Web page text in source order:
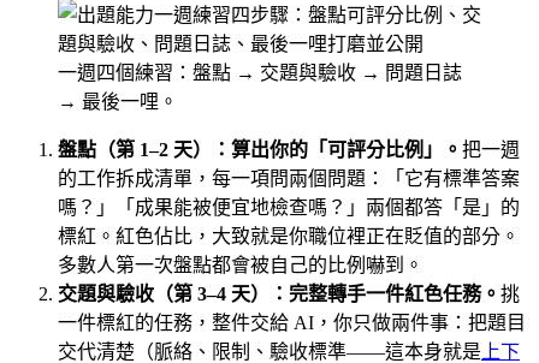
一週四個練習：盤點 → 交題與驗收 → 問題日誌
→ 最後一哩。
盤點（第 1–2 天）：算出你的「可評分比例」。 把一週
的工作拆成清單，每一項問兩個問題：「它有標準答案
嗎？」「成果能被便宜地檢查嗎？」兩個都答「是」的
標紅。紅色佔比，大致就是你職位裡正在貶值的部分。
多數人第一次盤點都會被自己的比例嚇到。
交題與驗收（第 3–4 天）：完整轉手一件紅色任務。 挑
一件標紅的任務，整件交給 AI，你只做兩件事：把題目
交代清楚（脈絡、限制、驗收標準——這本身就是 上下